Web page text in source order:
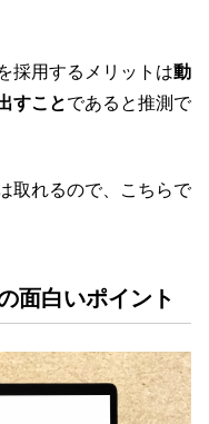
採用するメリットは動
すことであると推測で
取れるので、こちらで
面白いポイント